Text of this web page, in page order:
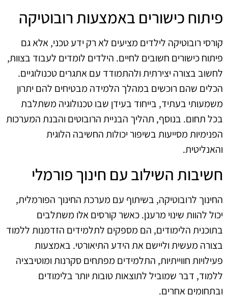
פיתוח כישורים באמצעות רובוטיקה
קורסי רובוטיקה לילדים מציעים לא רק ידע טכני, אלא גם
פיתוח כישורים חשובים לחיים. הילדים לומדים לעבוד בצוות,
לחשוב בצורה יצירתית ולהתמודד עם אתגרים טכנולוגיים.
הכלים שהם רוכשים במהלך הלמידה מבטיחים להם יתרון
משמעותי בעתיד, בייחוד בעידן שבו טכנולוגיה משתלבת
בכל תחום. בנוסף, תהליך הבניית הרובוטים והבנת המערכות
הפנימיות מסייעות בשיפור יכולות החשיבה הלוגית
והאנליטית.
חשיבות השילוב עם חינוך פורמלי
החינוך לרובוטיקה, בשיתוף עם מערכת החינוך הפורמלית,
יכול להוות שינוי מרענן. כאשר קורסים אלו משתלבים
בתוכנית הלימודים, הם מספקים לתלמידים הזדמנות ללמוד
בצורה מעשית וליישם את הידע התיאורטי. באמצעות
פעילויות חווייתיות, התלמידים מפתחים סקרנות ומוטיבציה
ללמוד, דבר שמוביל לתוצאות טובות יותר בלימודים
ובתחומים אחרים.